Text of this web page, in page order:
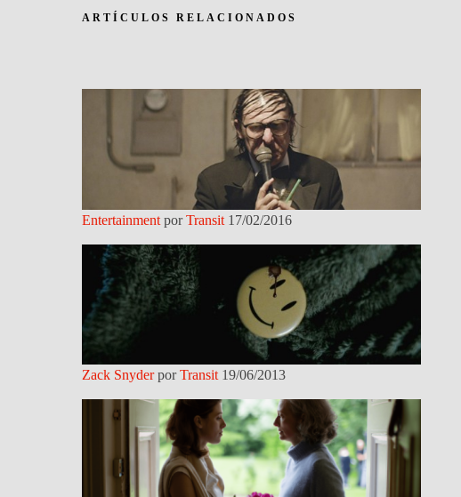
ARTÍCULOS RELACIONADOS
EntertainmentporTransit 17/02/2016
Zack SnyderporTransit 19/06/2013